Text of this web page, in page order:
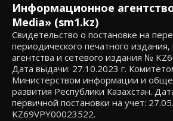
Информационное
Media» (sm1.kz)
Свидетельство о постановке на
периодического печатного
агентства и сетевого издания №
Дата выдачи: 27.10.2023 г.
Министерством информации и
развития Республики Казахстан.
первичной постановки на учет:
KZ69VPY00023522.